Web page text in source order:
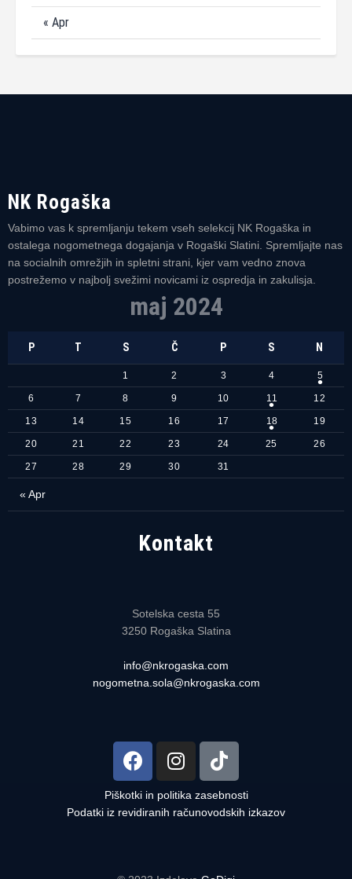
« Apr
NK Rogaška
Vabimo vas k spremljanju tekem vseh selekcij NK Rogaška in
ostalega nogometnega dogajanja v Rogaški Slatini. Spremljajte nas
na socialnih omrežjih in spletni strani, kjer vam vedno znova
postrežemo v najbolj svežimi novicami iz ospredja in zakulisja.
maj 2024
P T S Č P S N
« Apr
1 2 3 4 5
6 7 8 9 10 11 12
13 14 15 16 17 18 19
20 21 22 23 24 25 26
27 28 29 30 31
Kontakt
Sotelska cesta 55
3250 Rogaška Slatina
info@nkrogaska.com
nogometna.sola@nkrogaska.com
Piškotki in politika zasebnosti
Podatki iz revidiranih računovodskih izkazov